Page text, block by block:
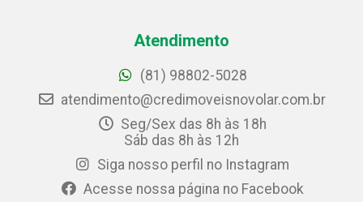
Atendimento
(81) 98802-5028
atendimento@credimoveisnovolar.com.br
Seg/Sex das 8h às 18h
Sáb das 8h às 12h
Siga nosso perfil no Instagram
Acesse nossa página no Facebook